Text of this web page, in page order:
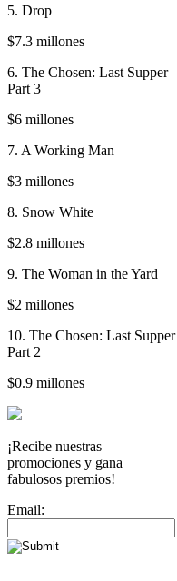
5. Drop
$7.3 millones
6. The Chosen: Last Supper
Part 3
$6 millones
7. A Working Man
$3 millones
8. Snow White
$2.8 millones
9. The Woman in the Yard
$2 millones
10. The Chosen: Last Supper
Part 2
$0.9 millones
¡Recibe nuestras
promociones y gana
fabulosos premios!
Email: